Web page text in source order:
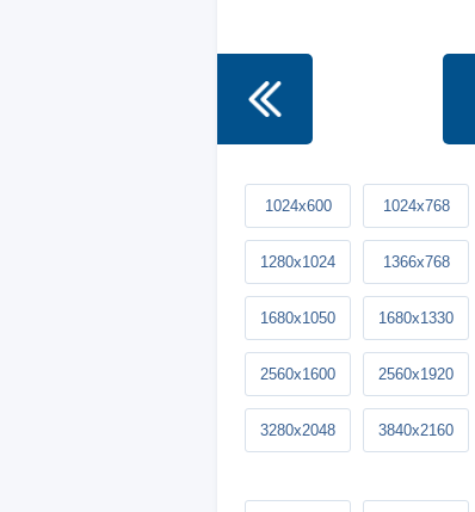
1024x600 1024x768
1280x1024 1366x768
1680x1050 1680x1330
2560x1600 2560x1920
3280x2048 3840x2160